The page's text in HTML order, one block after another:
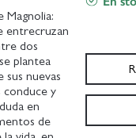
Magnolia:
entrecruzan
dos
plantea
sus nuevas
conduce y
en
de